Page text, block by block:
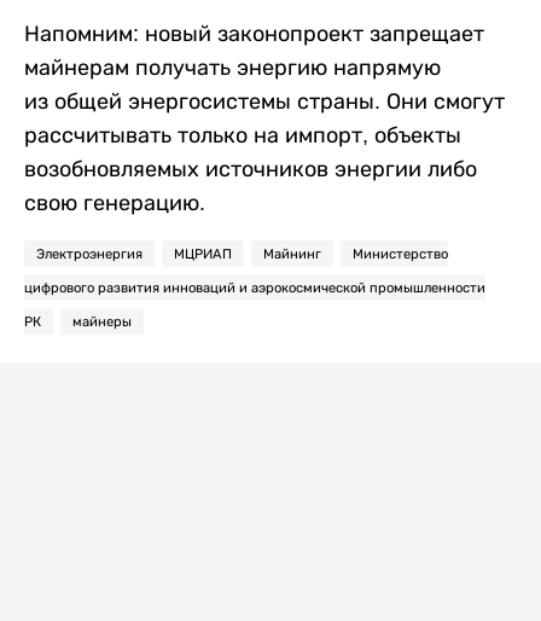
Напомним: новый законопроект запрещает
майнерам получать энергию напрямую
из общей энергосистемы страны. Они смогут
рассчитывать только на импорт, объекты
возобновляемых источников энергии либо
свою генерацию.
Электроэнергия МЦРИАП Майнинг Министерство
цифрового развития инноваций и аэрокосмической промышленности
РК майнеры